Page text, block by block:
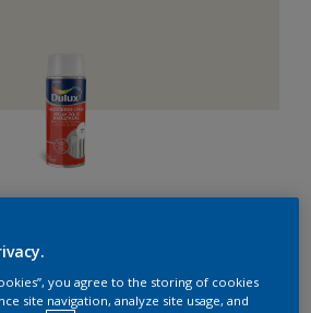
you agree to the storing of cookies
site navigation, analyze site usage, and